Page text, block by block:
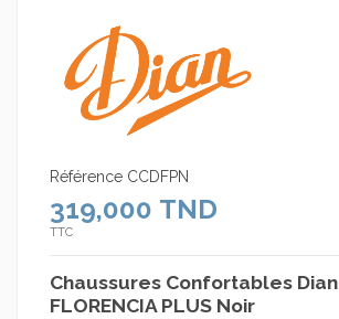
Référence CCDFPN
319,000 TND
TTC
Chaussures Confortables Dian
FLORENCIA PLUS Noir